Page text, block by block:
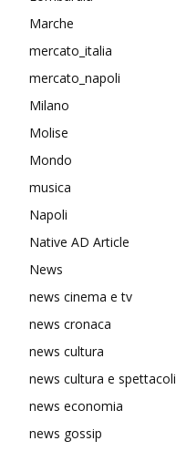
Marche
mercato_italia
mercato_napoli
Milano
Molise
Mondo
musica
Napoli
Native AD Article
News
news cinema e tv
news cronaca
news cultura
news cultura e spettacoli
news economia
news gossip